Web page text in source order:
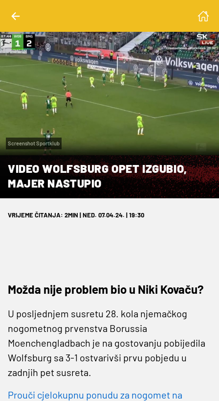
Screenshot Sportklub
VIDEO WOLFSBURG OPET IZGUBIO,
MAJER NASTUPIO
VRIJEME ČITANJA: 2MIN | NED. 07.04.24. | 19:30
Možda nije problem bio u Niki Kovaču?
U posljednjem susretu 28. kola njemačkog
nogometnog prvenstva Borussia
Moenchengladbach je na gostovanju pobijedila
Wolfsburg sa 3-1 ostvarivši prvu pobjedu u
zadnjih pet susreta.
Prouči cjelokupnu ponudu za nogomet na